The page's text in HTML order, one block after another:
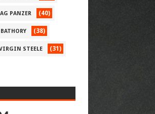
JAG PANZER (40)
BATHORY (38)
STEELE (31)